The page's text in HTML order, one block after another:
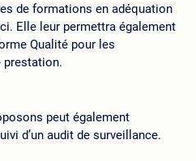
de formations en adéquation
Elle leur permettra également
Qualité pour les
prestation.
peut également
d’un audit de surveillance.